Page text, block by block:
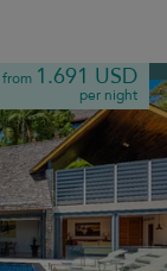
from 1.691 USD
per night